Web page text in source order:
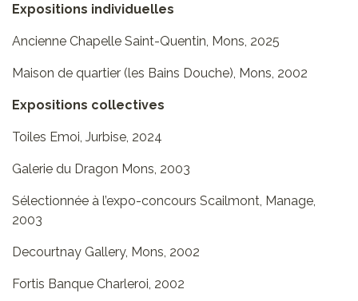
Expositions individuelles
Ancienne Chapelle Saint-Quentin, Mons, 2025
Maison de quartier (les Bains Douche), Mons, 2002
Expositions collectives
Toiles Emoi, Jurbise, 2024
Galerie du Dragon Mons, 2003
Sélectionnée à l’expo-concours Scailmont, Manage,
2003
Decourtnay Gallery, Mons, 2002
Fortis Banque Charleroi, 2002